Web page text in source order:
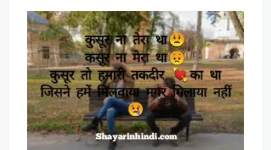
Quotes
2020
In
Hindi
For
Whatsapp
Status